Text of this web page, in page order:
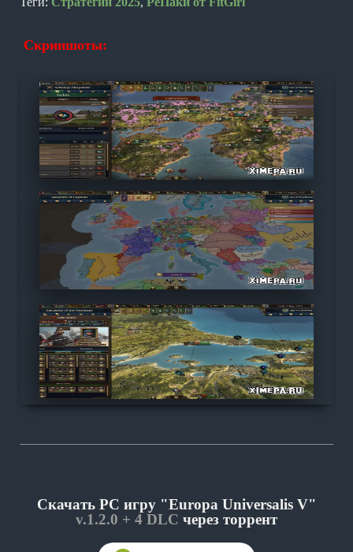
Скриншоты:
Скачать PC игру "Europa Universalis V"
v.1.2.0 + 4 DLC через торрент